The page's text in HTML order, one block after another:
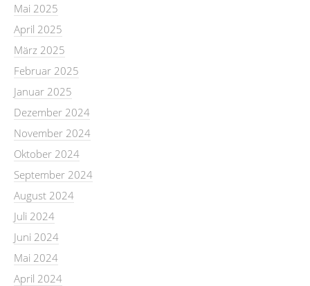
Mai 2025
April 2025
März 2025
Februar 2025
Januar 2025
Dezember 2024
November 2024
Oktober 2024
September 2024
August 2024
Juli 2024
Juni 2024
Mai 2024
April 2024